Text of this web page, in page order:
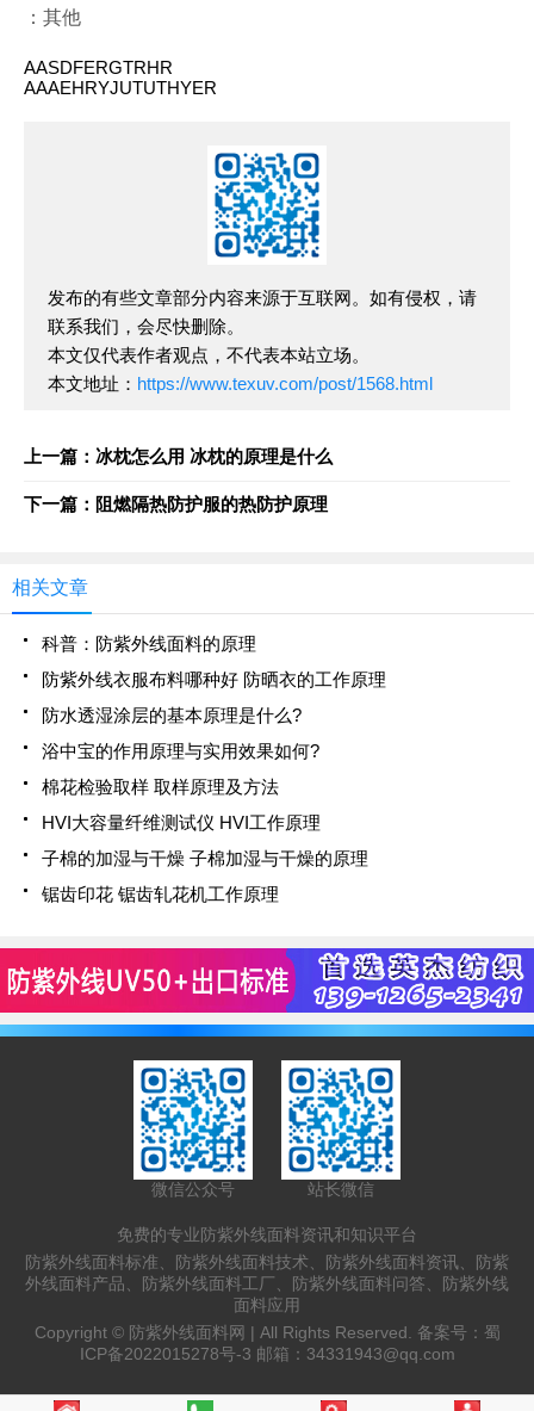
：其他
AASDFERGTRHR
AAAEHRYJUTUTHYER
发布的有些文章部分内容来源于互联网。如有侵权，请
联系我们，会尽快删除。
本文仅代表作者观点，不代表本站立场。
本文地址： https://www.texuv.com/post/1568.html
上一篇：冰枕怎么用 冰枕的原理是什么
下一篇：阻燃隔热防护服的热防护原理
相关文章
科普：防紫外线面料的原理
防紫外线衣服布料哪种好 防晒衣的工作原理
防水透湿涂层的基本原理是什么?
浴中宝的作用原理与实用效果如何?
棉花检验取样 取样原理及方法
HVI大容量纤维测试仪 HVI工作原理
子棉的加湿与干燥 子棉加湿与干燥的原理
锯齿印花 锯齿轧花机工作原理
微信公众号 站长微信
免费的专业防紫外线面料资讯和知识平台
防紫外线面料标准、防紫外线面料技术、防紫外线面料资讯、防紫
外线面料产品、防紫外线面料工厂、防紫外线面料问答、防紫外线
面料应用
Copyright © 防紫外线面料网 | All Rights Reserved. 备案号： 蜀
ICP备2022015278号-3 邮箱： 34331943@qq.com